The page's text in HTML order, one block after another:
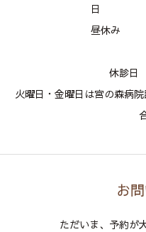
日
昼休み
休診
火曜日・金曜日は宮の森病
お
ただいま、予約が